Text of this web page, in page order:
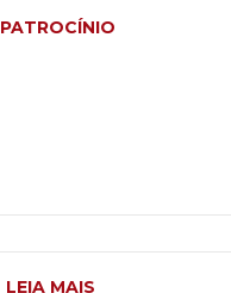
PATROCÍNIO
LEIA MAIS